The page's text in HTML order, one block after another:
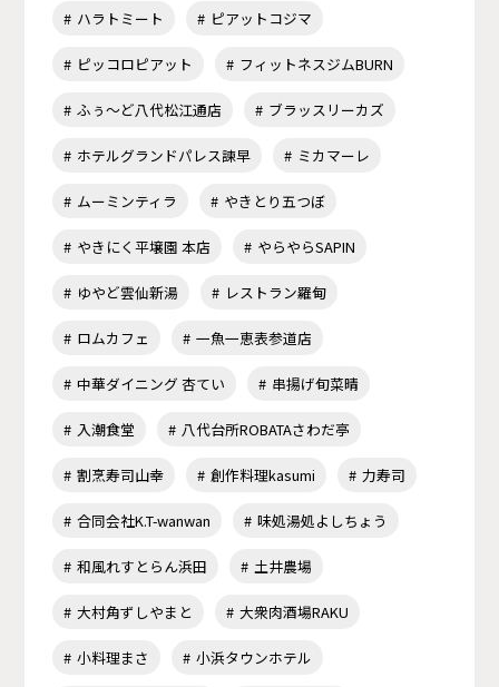
ハラトミート ピアットコジマ
ピッコロピアット フィットネスジムBURN
ふぅ～ど八代松江通店 ブラッスリーカズ
ホテルグランドパレス諫早 ミカマーレ
ムーミンティラ やきとり五つぼ
やきにく平壌園 本店 やらやらSAPIN
ゆやど雲仙新湯 レストラン羅甸
ロムカフェ 一魚一恵表参道店
中華ダイニング 杏てい 串揚げ旬菜晴
入潮食堂 八代台所ROBATAさわだ亭
割烹寿司山幸 創作料理kasumi 力寿司
合同会社K.T-wanwan 味処湯処よしちょう
和風れすとらん浜田 土井農場
大村角ずしやまと 大衆肉酒場RAKU
小料理まさ 小浜タウンホテル